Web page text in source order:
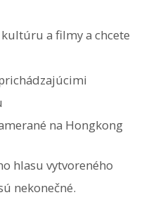
a filmy a chcete
na Hongkong
hlasu vytvoreného
nekonečné.